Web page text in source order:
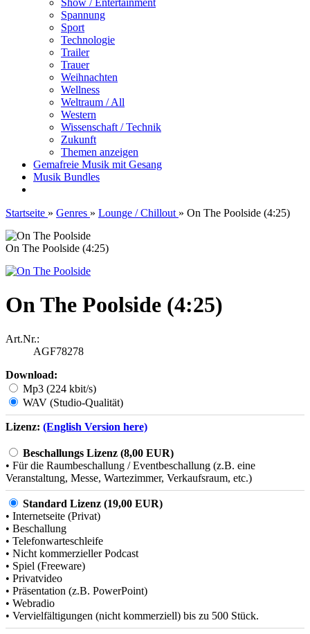
Show / Entertainment
Spannung
Sport
Technologie
Trailer
Trauer
Weihnachten
Wellness
Weltraum / All
Western
Wissenschaft / Technik
Zukunft
Themen anzeigen
Gemafreie Musik mit Gesang
Musik Bundles
Startseite » Genres » Lounge / Chillout » On The Poolside (4:25)
On The Poolside (4:25)
On The Poolside (4:25)
Art.Nr.:
AGF78278
Download:
Mp3 (224 kbit/s)
WAV (Studio-Qualität)
Lizenz: (English Version here)
Beschallungs Lizenz (8,00 EUR)
• Für die Raumbeschallung / Eventbeschallung (z.B. eine
Veranstaltung, Messe, Wartezimmer, Verkaufsraum, etc.)
Standard Lizenz (19,00 EUR)
• Internetseite (Privat)
• Beschallung
• Telefonwarteschleife
• Nicht kommerzieller Podcast
• Spiel (Freeware)
• Privatvideo
• Präsentation (z.B. PowerPoint)
• Webradio
• Vervielfältigungen (nicht kommerziell) bis zu 500 Stück.